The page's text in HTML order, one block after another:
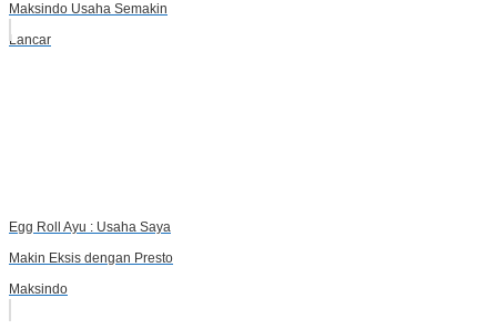
Maksindo Usaha Semakin
Lancar
Egg Roll Ayu : Usaha Saya
Makin Eksis dengan Presto
Maksindo